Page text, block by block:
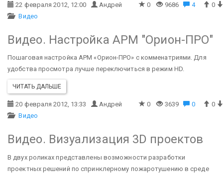
22 февраля 2012, 12:00 Андрей 0 9686 4
0
Видео
Видео. Настройка АРМ "Орион-ПРО"
Пошаговая настройка АРМ «Орион-ПРО» с комменатриями. Для
удобства просмотра лучше переключиться в режим HD.
ЧИТАТЬ ДАЛЬШЕ
20 февраля 2012, 13:33 Андрей 0 3639 0
0
Видео
Видео. Визуализация 3D проектов
В двух роликах представлены возможности разработки
проектных решений по спринклерному пожаротушению в среде